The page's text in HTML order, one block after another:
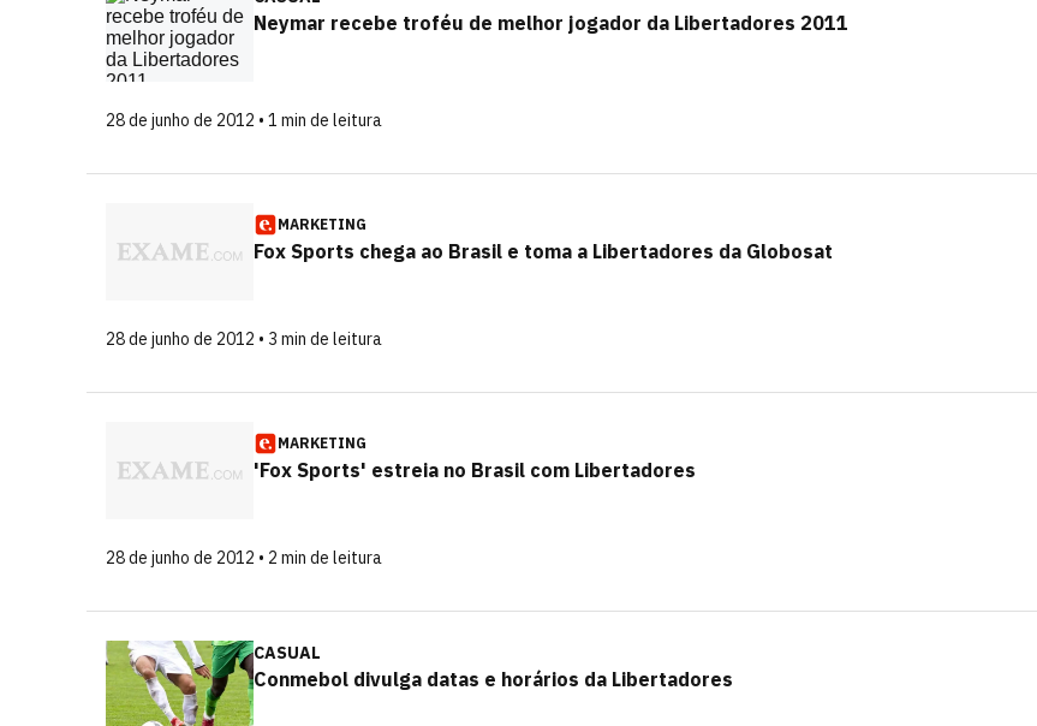
Neymar recebe troféu de melhor jogador da Libertadores 2011
28 de junho de 2012 • 1 min de leitura
MARKETING
Fox Sports chega ao Brasil e toma a Libertadores da Globosat
28 de junho de 2012 • 3 min de leitura
MARKETING
'Fox Sports' estreia no Brasil com Libertadores
28 de junho de 2012 • 2 min de leitura
CASUAL
Conmebol divulga datas e horários da Libertadores